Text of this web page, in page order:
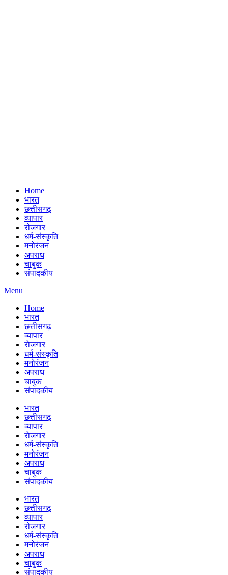
Home
भारत
छत्तीसगढ़
व्यापार
रोजगार
धर्म-संस्कृति
मनोरंजन
अपराध
चाबुक
संपादकीय
Menu
Home
भारत
छत्तीसगढ़
व्यापार
रोजगार
धर्म-संस्कृति
मनोरंजन
अपराध
चाबुक
संपादकीय
भारत
छत्तीसगढ़
व्यापार
रोजगार
धर्म-संस्कृति
मनोरंजन
अपराध
चाबुक
संपादकीय
भारत
छत्तीसगढ़
व्यापार
रोजगार
धर्म-संस्कृति
मनोरंजन
अपराध
चाबुक
संपादकीय